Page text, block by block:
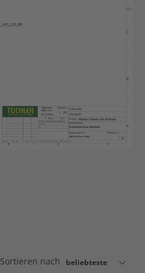
Sortieren nach